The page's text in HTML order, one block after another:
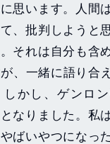
思います。人間
、批判しようと
それは自分も含
、一緒に語り合
しかし、ゲンロ
なりました。私
ばいやつになっ